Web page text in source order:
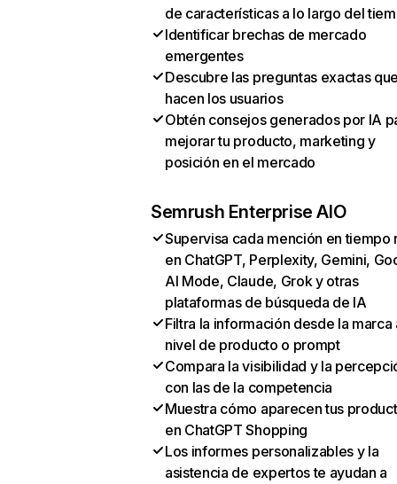
de características a lo largo del
Identificar brechas de mercado
emergentes
Descubre las preguntas exactas
hacen los usuarios
Obtén consejos generados por IA
mejorar tu producto, marketing y
posición en el mercado
Semrush Enterprise AIO
Supervisa cada mención en tiempo
en ChatGPT, Perplexity, Gemini,
AI Mode, Claude, Grok y otras
plataformas de búsqueda de IA
Filtra la información desde la marca
nivel de producto o prompt
Compara la visibilidad y la
con las de la competencia
Muestra cómo aparecen tus
en ChatGPT Shopping
Los informes personalizables y la
asistencia de expertos te ayudan a